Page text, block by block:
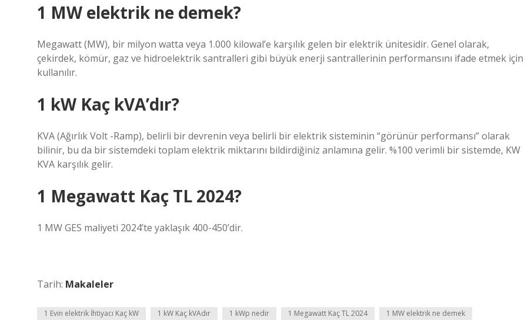
1 MW elektrik ne demek?
Megawatt (MW), bir milyon watta veya 1.000 kilowal’e karşılık gelen bir elektrik ünitesidir. Genel olarak,
çekirdek, kömür, gaz ve hidroelektrik santralleri gibi büyük enerji santrallerinin performansını ifade etmek için
kullanılır.
1 kW Kaç kVA’dır?
KVA (Ağırlık Volt -Ramp), belirli bir devrenin veya belirli bir elektrik sisteminin “görünür performansı” olarak
bilinir, bu da bir sistemdeki toplam elektrik miktarını bildirdiğiniz anlamına gelir. %100 verimli bir sistemde, KW
KVA karşılık gelir.
1 Megawatt Kaç TL 2024?
1 MW GES maliyeti 2024’te yaklaşık 400-450’dir.
Tarih: Makaleler
1 Evin elektrik İhtiyacı Kaç kW 1 kW Kaç kVAdır 1 kWp nedir 1 Megawatt Kaç TL 2024 1 MW elektrik ne demek